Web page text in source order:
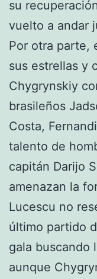
su
vuelto a andar
Por otra parte,
sus estrellas y
Chygrynskiy
brasileños
Costa,
talento de
capitán Darijo
amenazan la
Lucescu no
último partido
gala buscando
aunque